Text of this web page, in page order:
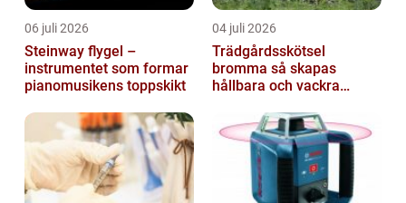
06 juli 2026
Steinway flygel –
instrumentet som formar
pianomusikens toppskikt
04 juli 2026
Trädgårdsskötsel
bromma så skapas
hållbara och vackra